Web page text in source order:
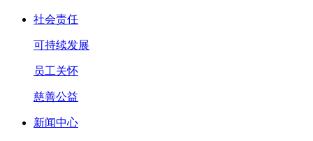
社会责任
可持续发展
员工关怀
慈善公益
新闻中心